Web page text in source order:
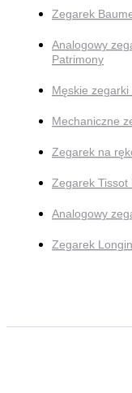
Zegarek
Analogowy
Patrimony
Męskie
Mechaniczne
Zegarek na
Zegarek Tissot
Analogowy
Zegarek